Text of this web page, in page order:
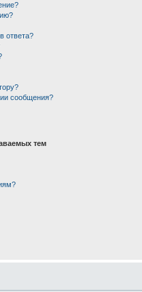
ответа?
сообщения?
тем